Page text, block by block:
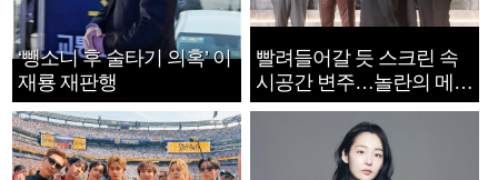
‘뺑소니 후 술타기 의혹’ 이
재룡 재판행
빨려들어갈 듯 스크린 속
시공간 변주…놀란의 메시
지는 ‘전쟁 속죄’